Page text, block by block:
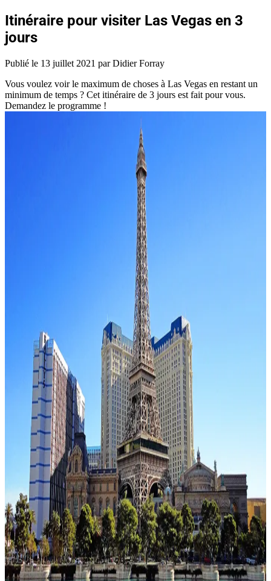
Itinéraire pour visiter Las Vegas en 3
jours
Publié le 13 juillet 2021 par Didier Forray
Vous voulez voir le maximum de choses à Las Vegas en restant un
minimum de temps ? Cet itinéraire de 3 jours est fait pour vous.
Demandez le programme !